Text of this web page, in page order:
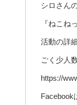
シロさん
『ねこね
活動の詳
ごく少人
https://
Facebook